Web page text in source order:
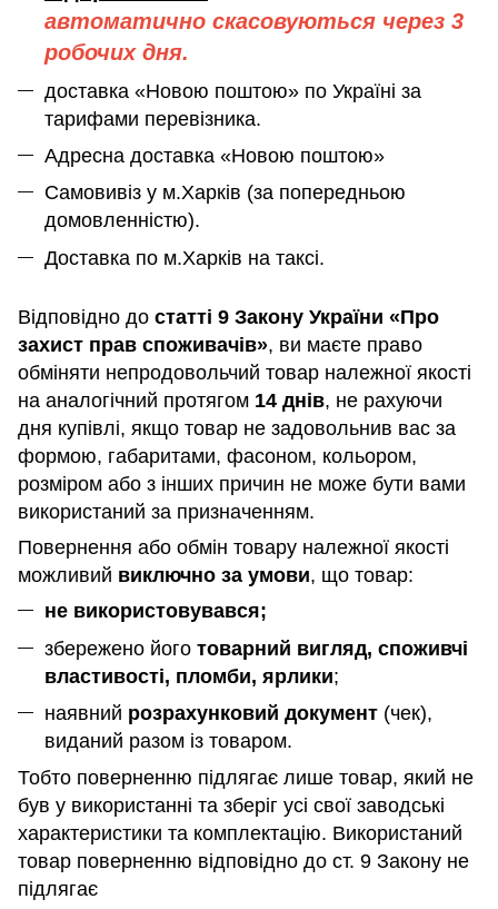
автоматично скасовуються через 3
робочих дня.
доставка «Новою поштою» по Україні за
тарифами перевізника.
Адресна доставка «Новою поштою»
Самовивіз у м.Харків (за попередньою
домовленністю).
Доставка по м.Харків на таксі.
Відповідно до статті 9 Закону України «Про
захист прав споживачів», ви маєте право
обміняти непродовольчий товар належної якості
на аналогічний протягом 14 днів, не рахуючи
дня купівлі, якщо товар не задовольнив вас за
формою, габаритами, фасоном, кольором,
розміром або з інших причин не може бути вами
використаний за призначенням.
Повернення або обмін товару належної якості
можливий виключно за умови, що товар:
не використовувався;
збережено його товарний вигляд, споживчі
властивості, пломби, ярлики;
наявний розрахунковий документ (чек),
виданий разом із товаром.
Тобто поверненню підлягає лише товар, який не
був у використанні та зберіг усі свої заводські
характеристики та комплектацію. Використаний
товар поверненню відповідно до ст. 9 Закону не
підлягає